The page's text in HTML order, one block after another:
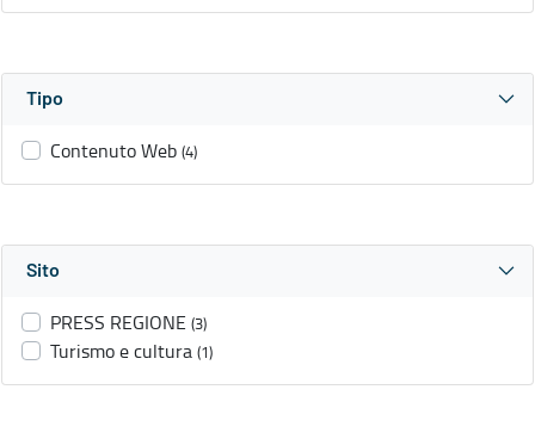
Tipo
Contenuto Web (4)
Sito
PRESS REGIONE (3)
Turismo e cultura (1)